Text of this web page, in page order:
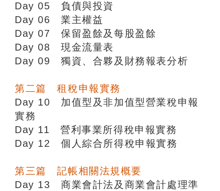
Day 05 負債與投資
Day 06 業主權益
Day 07 保留盈餘及每股盈餘
Day 08 現金流量表
Day 09 獨資、合夥及財務報表分析
第二篇 租稅申報實務
Day 10 加值型及非加值型營業稅申報
實務
Day 11 營利事業所得稅申報實務
Day 12 個人綜合所得稅申報實務
第三篇 記帳相關法規概要
Day 13 商業會計法及商業會計處理準